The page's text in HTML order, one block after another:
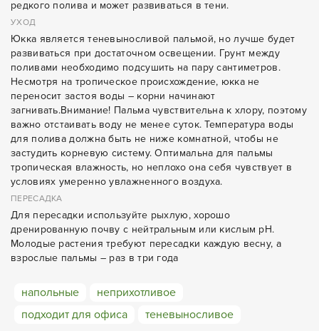
редкого полива и может развиваться в тени.
УХОД
Юкка является теневыносливой пальмой, но лучше будет
развиваться при достаточном освещении. Грунт между
поливами необходимо подсушить на пару сантиметров.
Несмотря на тропическое происхождение, юкка не
переносит застоя воды – корни начинают
загнивать.Внимание! Пальма чувствительна к хлору, поэтому
важно отстаивать воду не менее суток. Температура воды
для полива должна быть не ниже комнатной, чтобы не
застудить корневую систему. Оптимальна для пальмы
тропическая влажность, но неплохо она себя чувствует в
условиях умеренно увлажненного воздуха.
ПЕРЕСАДКА
Для пересадки используйте рыхлую, хорошо
дренированную почву с нейтральным или кислым рН.
Молодые растения требуют пересадки каждую весну, а
взрослые пальмы – раз в три года
напольные
неприхотливое
подходит для офиса
теневыносливое